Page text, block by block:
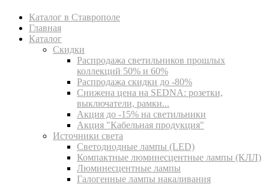
Каталог в Ставрополе
Главная
Каталог
Скидки
Распродажа светильников прошлых
коллекций 50% и 60%
Распродажа скидки до -80%
Cнижена цена на SEDNA: розетки,
выключатели, рамки...
Акция до -15% на светильники
Акция "Кабельная продукция"
Источники света
Светодиодные лампы (LED)
Компактные люминесцентные лампы (КЛЛ)
Люминесцентные лампы
Галогенные лампы накаливания